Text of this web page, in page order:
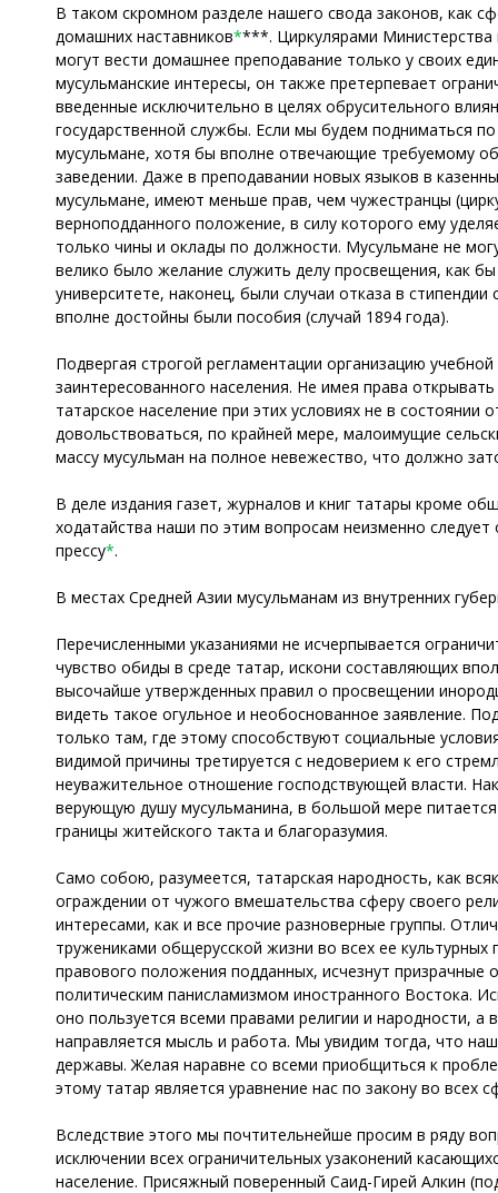
В таком скромном разделе нашего свода законов, как
домашних наставников****. Циркулярами Министерства
могут вести домашнее преподавание только у своих
мусульманские интересы, он также претерпевает
введенные исключительно в целях обрусительного
государственной службы. Если мы будем подниматься
мусульмане, хотя бы вполне отвечающие требуемому
заведении. Даже в преподавании новых языков в
мусульмане, имеют меньше прав, чем чужестранцы
верноподданного положение, в силу которого ему
только чины и оклады по должности. Мусульмане не
велико было желание служить делу просвещения, как
университете, наконец, были случаи отказа в
вполне достойны были пособия (случай 1894 года).
Подвергая строгой регламентации организацию
заинтересованного населения. Не имея права
татарское население при этих условиях не в
довольствоваться, по крайней мере, малоимущие
массу мусульман на полное невежество, что должно
В деле издания газет, журналов и книг татары кроме
ходатайства наши по этим вопросам неизменно
прессу*.
В местах Средней Азии мусульманам из внутренних
Перечисленными указаниями не исчерпывается
чувство обиды в среде татар, искони составляющих
высочайше утвержденных правил о просвещении
видеть такое огульное и необоснованное заявление.
только там, где этому способствуют социальные
видимой причины третируется с недоверием к его
неуважительное отношение господствующей власти.
верующую душу мусульманина, в большой мере
границы житейского такта и благоразумия.
Само собою, разумеется, татарская народность, как
ограждении от чужого вмешательства сферу своего
интересами, как и все прочие разноверные группы.
тружениками общерусской жизни во всех ее
правового положения подданных, исчезнут призрачные
политическим панисламизмом иностранного Востока.
оно пользуется всеми правами религии и народности,
направляется мысль и работа. Мы увидим тогда, что
державы. Желая наравне со всеми приобщиться к
этому татар является уравнение нас по закону во всех
Вследствие этого мы почтительнейше просим в ряду
исключении всех ограничительных узаконений
население. Присяжный поверенный Саид-Гирей Алкин